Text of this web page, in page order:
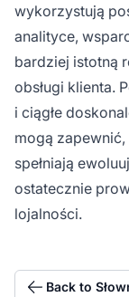
wykorzystują
analityce,
bardziej istotną
obsługi klienta.
i ciągłe
mogą
spełniają
ostatecznie
lojalności.
Back to